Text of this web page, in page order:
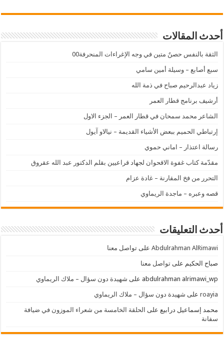
أحدث المقالات
الثقة بالنفس حصنٌ متين في وجه الإغراءات المنحرفة00
سبع أصابع – وسيلة أمين سامي
زياد عبدالرحيم صباح في ذمة الله
أرشيف برنامج قطار العمر
الشاعر محمد سمحان في قطار العمر – الجزء الاول
إرتباطي الحميم ببعض الأشياء القديمة – نيالاو آيول
رسالة اعتذار – اماني حموي
مقدّمة كتاب غفوة الاقحوان لجهاد قراعيين بقلم الدكتور عبد الله عقروق
التحرر من فخ المقارنة – غادة عزام
قصه وعبره – ماجدة الريماوي
أحدث التعليقات
Abdulrahman AlRimawi علىتواصل معنا
صباح الحكيم علىتواصل معنا
abdulrahman alrimawi_wp على شهيدة دون سؤال – ملاك الريماوي
roayia على شهيدة دون سؤال – ملاك الريماوي
محمد إسماعيل درابيع على الحلقة الخامسة من شعراء الموزون في ضيافة
سفانة